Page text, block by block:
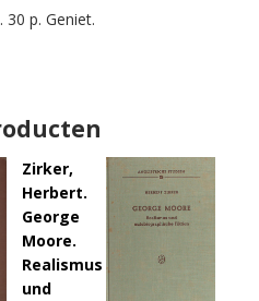
30 p. Geniet.
Zirker,
Herbert.
George
Moore.
Realismus
und